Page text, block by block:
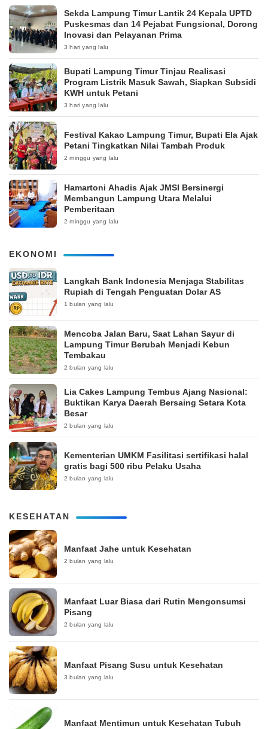
‎Sekda Lampung Timur Lantik 24 Kepala UPTD
Puskesmas dan 14 Pejabat Fungsional, Dorong
Inovasi dan Pelayanan Prima
3 hari yang lalu
Bupati Lampung Timur Tinjau Realisasi
Program Listrik Masuk Sawah, Siapkan Subsidi
KWH untuk Petani
3 hari yang lalu
‎Festival Kakao Lampung Timur, Bupati Ela Ajak
Petani Tingkatkan Nilai Tambah Produk
2 minggu yang lalu
Hamartoni Ahadis Ajak JMSI Bersinergi
Membangun Lampung Utara Melalui
Pemberitaan
2 minggu yang lalu
EKONOMI
Langkah Bank Indonesia Menjaga Stabilitas
Rupiah di Tengah Penguatan Dolar AS
1 bulan yang lalu
Mencoba Jalan Baru, Saat Lahan Sayur di
Lampung Timur Berubah Menjadi Kebun
Tembakau
2 bulan yang lalu
Lia Cakes Lampung Tembus Ajang Nasional:
Buktikan Karya Daerah Bersaing Setara Kota
Besar
2 bulan yang lalu
Kementerian UMKM Fasilitasi sertifikasi halal
gratis bagi 500 ribu Pelaku Usaha
2 bulan yang lalu
KESEHATAN
Manfaat Jahe untuk Kesehatan
2 bulan yang lalu
Manfaat Luar Biasa dari Rutin Mengonsumsi
Pisang
2 bulan yang lalu
Manfaat Pisang Susu untuk Kesehatan
3 bulan yang lalu
Manfaat Mentimun untuk Kesehatan Tubuh